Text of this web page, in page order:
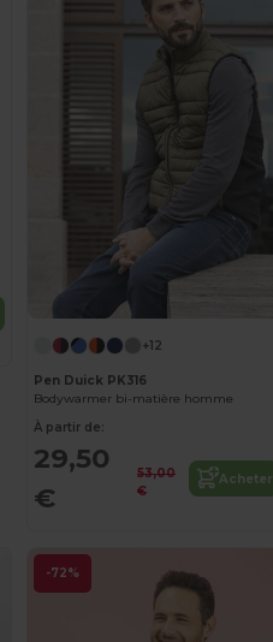
+12
Pen Duick PK316
Bodywarmer bi-matière homme
À partir de:
29,50
€
53,00
€
Acheter
-72%